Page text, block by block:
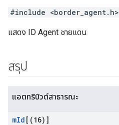
#include <border_agent.h>
แสดง ID Agent ชายแดน
สรุป
แอตทริบิวต์สาธารณะ
mId [(16)]